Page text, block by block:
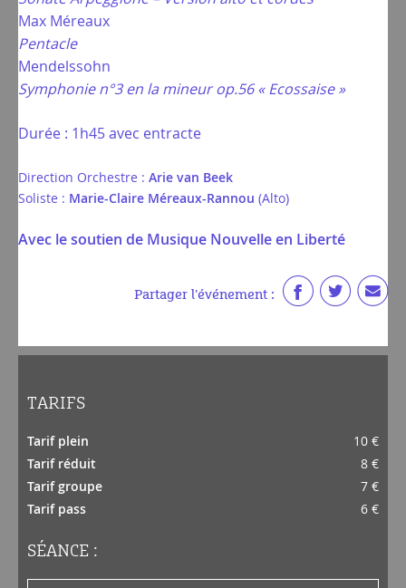
Max Méreaux
Pentacle
Mendelssohn
Symphonie n°3 en la mineur op.56 « Ecossaise »
Durée : 1h45 avec entracte
Direction Orchestre : Arie van Beek
Soliste : Marie-Claire Méreaux-Rannou (Alto)
Avec le soutien de Musique Nouvelle en Liberté
Partager l'événement :
TARIFS
Tarif plein
10 €
Tarif réduit
8 €
Tarif groupe
7 €
Tarif pass
6 €
SÉANCE :